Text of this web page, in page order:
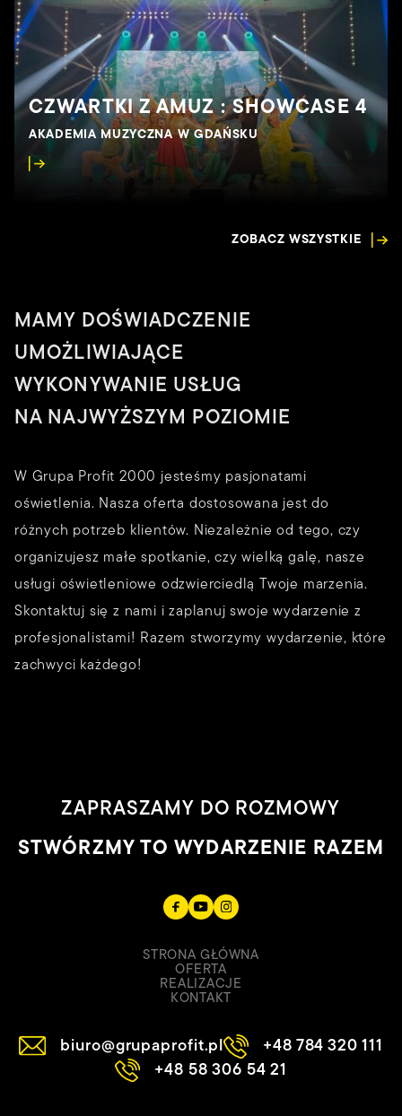
4 PROJEKT IPN:
MŁAWA
ZOBACZ WSZYSTKIE
MAMY DOŚWIADCZENIE
UMOŻLIWIAJĄCE
WYKONYWANIE USŁUG
NA NAJWYŻSZYM POZIOMIE
W Grupa Profit 2000 jesteśmy pasjonatami
oświetlenia. Nasza oferta dostosowana jest do
różnych potrzeb klientów. Niezależnie od tego, czy
organizujesz małe spotkanie, czy wielką galę, nasze
usługi oświetleniowe odzwierciedlą Twoje marzenia.
Skontaktuj się z nami i zaplanuj swoje wydarzenie z
profesjonalistami! Razem stworzymy wydarzenie, które
zachwyci każdego!
ZAPRASZAMY DO ROZMOWY
STWÓRZMY TO WYDARZENIE RAZEM
biuro@grupaprofit.pl
+48 784 320 111
+48 58 306 54 21
STRONA GŁÓWNA
OFERTA
REALIZACJE
KONTAKT